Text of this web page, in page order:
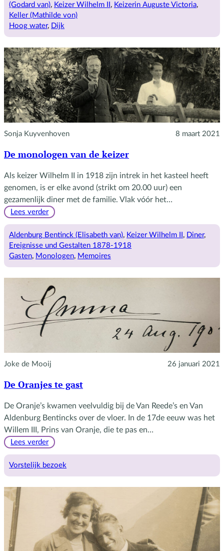
glacé
handschoenen
en
(Godard van), Keizer Wilhelm II , Keizerin Auguste Victoria
Keller (Mathilde von)
Hoog water, Dijk
Sonja Kuyvenhoven 8 maart 2021
De monologen van de keizer
Als keizer Wilhelm II in 1918 zijn intrek in het kasteel heeft
genomen, is er elke avond (strikt om 20.00 uur) een
gezamenlijk diner met de familie. Vlak vóór het…
Lees verder:
monologen
van
de
Aldenburg Bentinck (Elisabeth van), Keizer Wilhelm II , Diner
Ereignisse und Gestalten 1878-1918
Gasten, Monologen, Memoires
Joke de Mooij 26 januari 2021
De Oranjes te gast
De Oranje’s kwamen veelvuldig bij de Van Reede’s en Van
Aldenburg Bentincks over de vloer. In de 17de eeuw was het
Willem III, Prins van Oranje, die te pas en…
Lees verder:
Oranjes
Vorstelijk bezoek